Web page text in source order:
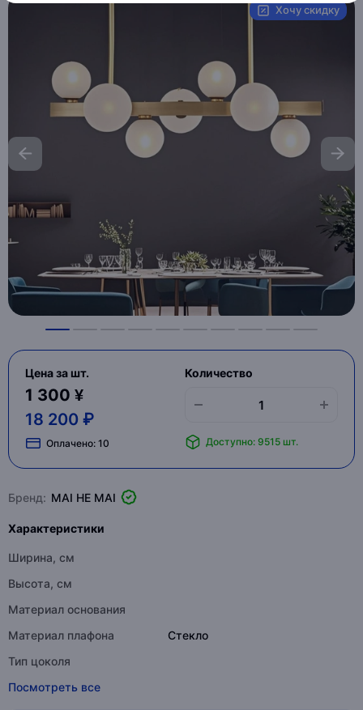
Хочу скидку
Цена за шт.
1 300 ¥
18 200 ₽
Оплачено: 10
Количество
Доступно: 9515 шт.
Бренд: MAI HE MAI
Характеристики
Ширина, см
Высота, см
Материал основания
Материал плафона
Стекло
Тип цоколя
Посмотреть все